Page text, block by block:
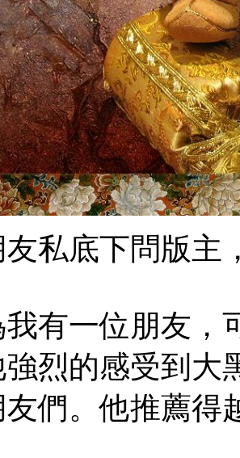
私底下問版主
有一位朋友，
烈的感受到大
們。他推薦得